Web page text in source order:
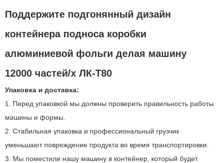
Поддержите подгонянный дизайн
контейнера подноса коробки
алюминиевой фольги делая машину
12000 частей/х ЛК-Т80
Упаковка и доставка:
1. Перед упаковкой мы должны проверить правильность работы
машины и формы.
2. Стабильная упаковка и профессиональный грузчик
уменьшают повреждение продукта во время транспортировки.
3. Мы поместили нашу машину в контейнер, который будет